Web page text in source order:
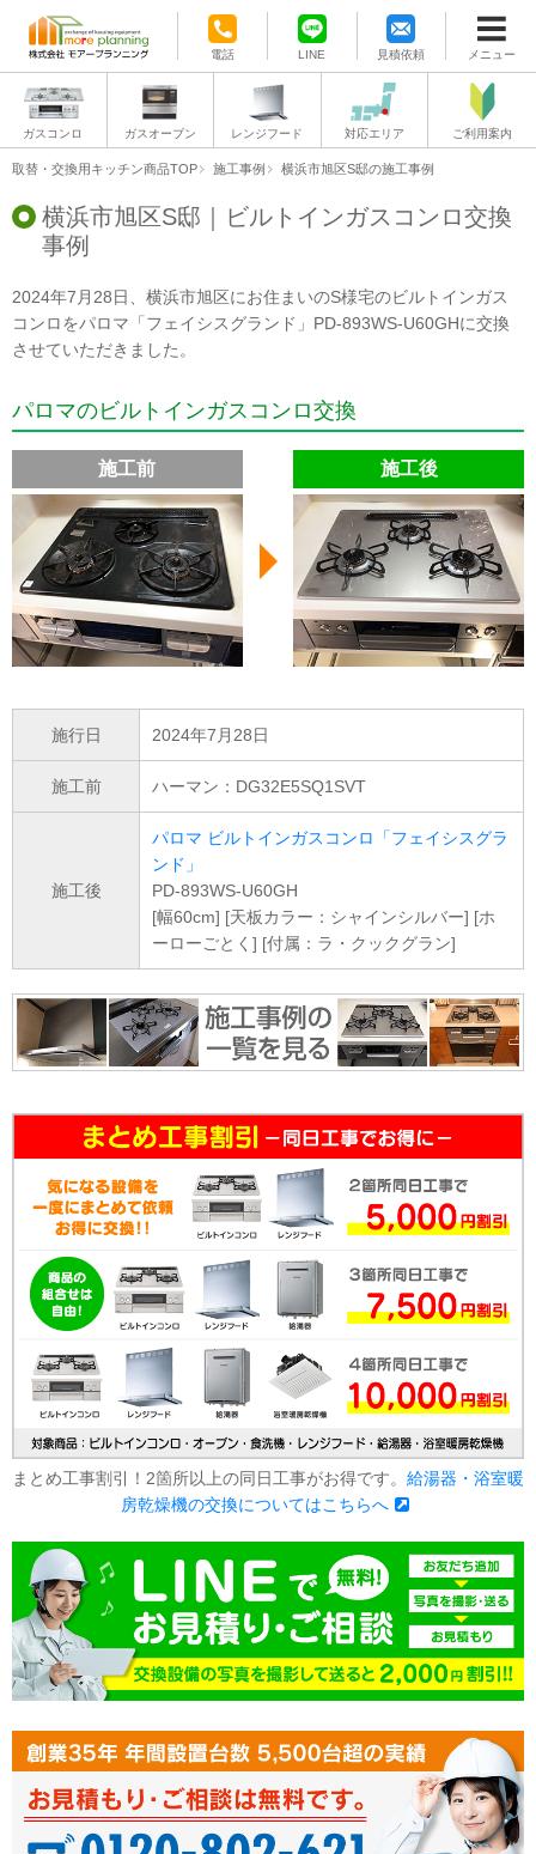
電話 LINE 見積依頼 メニュー
ガスコンロ ガスオーブン レンジフード 対応エリア ご利用案内
取替・交換用キッチン商品TOP 施工事例 横浜市旭区S邸の施工事例
横浜市旭区S邸｜ビルトインガスコンロ交換
事例
2024年7月28日、横浜市旭区にお住まいのS様宅のビルトインガス
コンロをパロマ「フェイシスグランド」PD-893WS-U60GHに交換
させていただきました。
パロマのビルトインガスコンロ交換
施工前 施工後
施行日 2024年7月28日
施工前 ハーマン：DG32E5SQ1SVT
施工後
パロマ ビルトインガスコンロ「フェイシスグラ
ンド」
PD-893WS-U60GH
[幅60cm] [天板カラー：シャインシルバー] [ホ
ーローごとく] [付属：ラ・クックグラン]
まとめ工事割引！2箇所以上の同日工事がお得です。 給湯器・浴室暖
房乾燥機の交換についてはこちらへ